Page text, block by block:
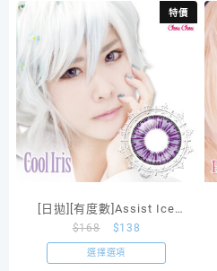
特價
[日拋][有度數]Assist Ice
Flora 1Day Cool Iris
$168 $138
選擇選項